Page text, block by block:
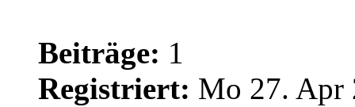
Beiträge: 1
Registriert: Mo 27. Apr